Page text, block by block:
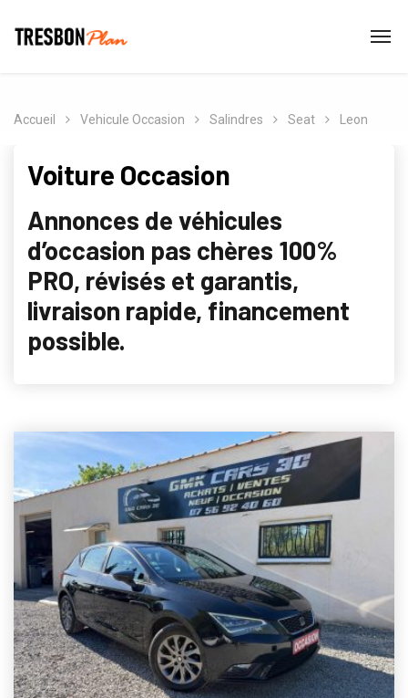
Accueil Vehicule Occasion Salindres Seat Leon
Voiture Occasion
Annonces de véhicules
d’occasion pas chères 100%
PRO, révisés et garantis,
livraison rapide, financement
possible.